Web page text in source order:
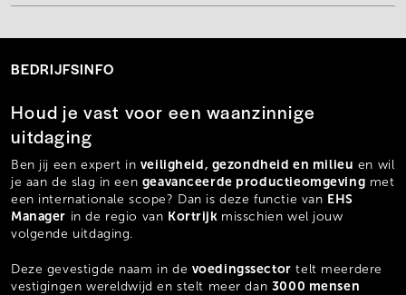
BEDRIJFSINFO
Houd je vast voor een waanzinnige
uitdaging
Ben jij een expert in veiligheid, gezondheid en milieu en wil
je aan de slag in een geavanceerde productieomgeving met
een internationale scope? Dan is deze functie van EHS
Manager in de regio van Kortrijk misschien wel jouw
volgende uitdaging.
Deze gevestigde naam in de voedingssector telt meerdere
vestigingen wereldwijd en stelt meer dan 3000 mensen